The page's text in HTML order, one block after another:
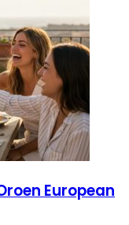
European